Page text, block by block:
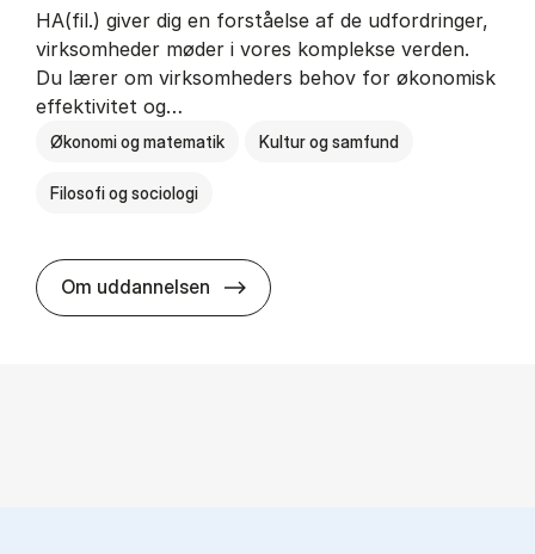
HA(fil.) giver dig en forståelse af de udfordringer,
virksomheder møder i vores komplekse verden.
Du lærer om virksomheders behov for økonomisk
effektivitet og…
Økonomi og matematik Kultur og samfund
Filosofi og sociologi
Om uddannelsen HA(fil.) - erhvervs­økonomi og